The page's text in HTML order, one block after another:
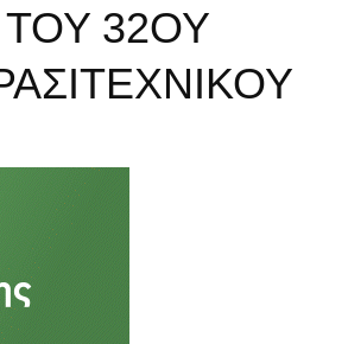
ΤΟΥ 32ΟΥ